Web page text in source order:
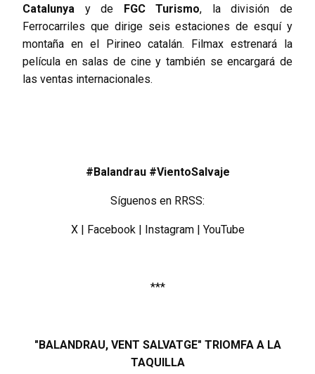
Catalunya y de FGC Turismo, la división de
Ferrocarriles que dirige seis estaciones de esquí y
montaña en el Pirineo catalán. Filmax estrenará la
película en salas de cine y también se encargará de
las ventas internacionales.
#Balandrau #VientoSalvaje
Síguenos en RRSS:
X| Facebook| Instagram| YouTube
***
"BALANDRAU, VENT SALVATGE" TRIOMFA A LA
TAQUILLA